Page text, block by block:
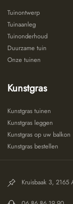
Tuinontwerp
Tuinaanleg
Tuinonderhoud
Duurzame tuin
Onze tuinen
Kunstgras
Kunstgras tuinen
Kunstgras leggen
Kunstgras op uw balkon
Kunstgras bestellen
Kruisbaak 3, 2165